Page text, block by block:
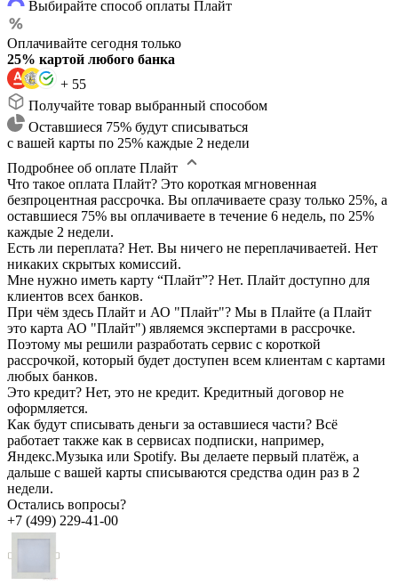
Выбирайте способ оплаты Плайт
Оплачивайте сегодня только
25% картой любого банка
+ 55
Получайте товар выбранный способом
Оставшиеся 75% будут списываться
с вашей карты по 25% каждые 2 недели
Подробнее об оплате Плайт
Что такое оплата Плайт? Это короткая мгновенная
безпроцентная рассрочка. Вы оплачиваете сразу только 25%, а
оставшиеся 75% вы оплачиваете в течение 6 недель, по 25%
каждые 2 недели.
Есть ли переплата? Нет. Вы ничего не переплачиваетей. Нет
никаких скрытых комиссий.
Мне нужно иметь карту “Плайт”? Нет. Плайт доступно для
клиентов всех банков.
При чём здесь Плайт и АО "Плайт"? Мы в Плайте (а Плайт
это карта АО "Плайт") являемся экспертами в рассрочке.
Поэтому мы решили разработать сервис с короткой
рассрочкой, который будет доступен всем клиентам с картами
любых банков.
Это кредит? Нет, это не кредит. Кредитный договор не
оформляется.
Как будут списывать деньги за оставшиеся части? Всё
работает также как в сервисах подписки, например,
Яндекс.Музыка или Spotify. Вы делаете первый платёж, а
дальше с вашей карты списываются средства один раз в 2
недели.
Остались вопросы?
+7 (499) 229-41-00